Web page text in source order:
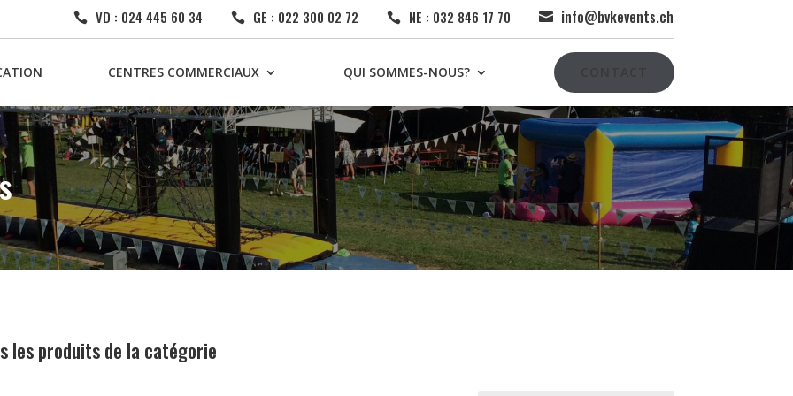
 VD : 024 445 60 34  GE : 022 300 02 72  NE : 032 846 17 70  info@bvkevents.ch
CENTRES COMMERCIAUX QUI SOMMES-NOUS?
les produits de la catégorie